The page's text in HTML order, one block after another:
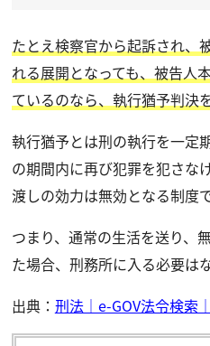
たとえ検察官から起訴され、
れる展開となっても、被告人
ているのなら、執行猶予判決
執行猶予とは刑の執行を一定
の期間内に再び犯罪を犯さな
渡しの効力は無効となる制度
つまり、通常の生活を送り、
た場合、刑務所に入る必要は
出典： 刑法｜e-GOV法令検索